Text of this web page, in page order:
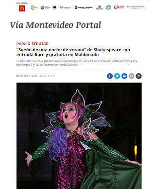
Vía Montevideo Portal